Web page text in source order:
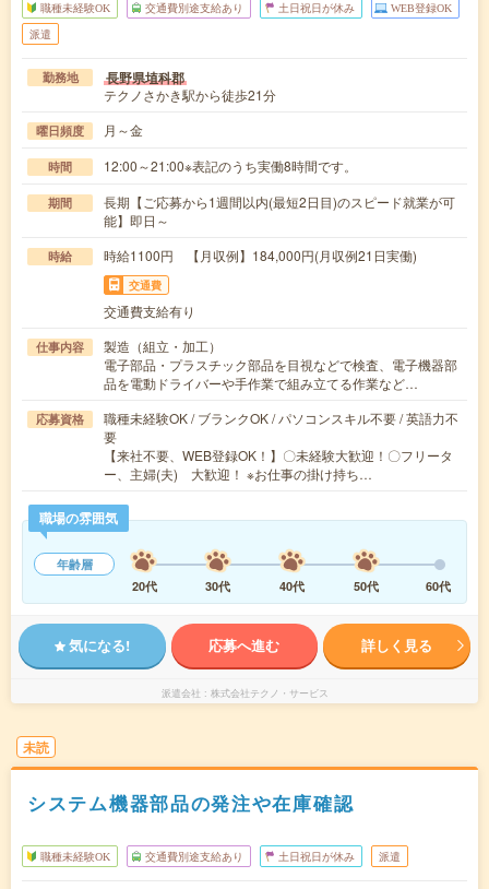
職種未経験OK 交通費別途支給あり 土日祝日が休み WEB登録OK
派遣
勤務地 長野県埴科郡
テクノさかき駅から徒歩21分
曜日頻度 月～金
時間 12:00～21:00※表記のうち実働8時間です。
期間
長期【ご応募から1週間以内(最短2日目)のスピード就業が可
能】即日～
時給 時給1100円 【月収例】184,000円(月収例21日実働)
交通費
交通費支給有り
仕事内容
製造（組立・加工）
電子部品・プラスチック部品を目視などで検査、電子機器部
品を電動ドライバーや手作業で組み立てる作業など…
応募資格
職種未経験OK / ブランクOK / パソコンスキル不要 / 英語力不
要
【来社不要、WEB登録OK！】〇未経験大歓迎！〇フリータ
ー、主婦(夫) 大歓迎！ ※お仕事の掛け持ち…
職場の雰囲気
年齢層
20代
30代 40代 50代 60代
気になる! 応募へ進む 詳しく見る
派遣会社 株式会社テクノ・サービス
未読
システム機器部品の発注や在庫確認
職種未経験OK 交通費別途支給あり 土日祝日が休み 派遣